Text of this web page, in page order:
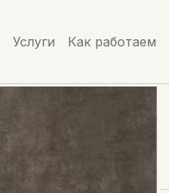
Услуги Как работаем